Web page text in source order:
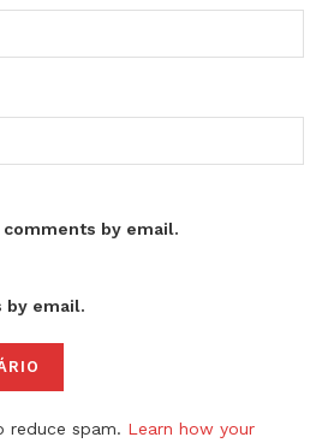
by email.
by email.
reduce spam. Learn how your